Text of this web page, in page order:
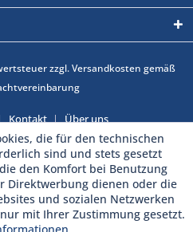
zzgl. Versandkosten gemäß
Kontakt Über uns
die für den technischen
sind und stets gesetzt
den Komfort bei Benutzung
Direktwerbung dienen oder die
und sozialen Netzwerken
mit Ihrer Zustimmung gesetzt.